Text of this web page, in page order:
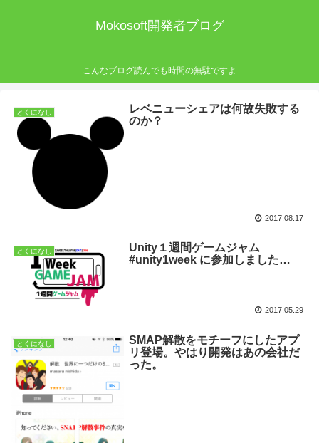
Mokosoft開発者ブログ
こんなブログ読んでも時間の無駄ですよ
とくになし
レベニューシェアは何故失敗する
のか？
2017.08.17
とくになし
Unity１週間ゲームジャム
#unity1week に参加しました…
2017.05.29
とくになし
SMAP解散をモチーフにしたアプ
リ登場。やはり開発はあの会社だ
った。